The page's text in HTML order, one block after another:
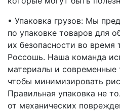
• Упаковка грузов: Мы
по упаковке товаров для
их безопасности во время
Россошь. Наша команда
материалы и современные
чтобы минимизировать
Правильная упаковка не
от механических